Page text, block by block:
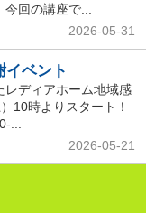
回の講座で...
2026-05-31
イベント
レディアホーム地域感
10時よりスタート！
...
2026-05-21